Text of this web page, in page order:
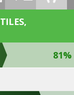
ENG
81%